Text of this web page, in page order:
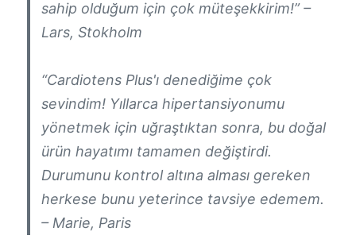
sahip olduğum için çok müteşekkirim!” –
Lars, Stokholm
“Cardiotens Plus'ı denediğime çok
sevindim! Yıllarca hipertansiyonumu
yönetmek için uğraştıktan sonra, bu doğal
ürün hayatımı tamamen değiştirdi.
Durumunu kontrol altına alması gereken
herkese bunu yeterince tavsiye edemem.
– Marie, Paris